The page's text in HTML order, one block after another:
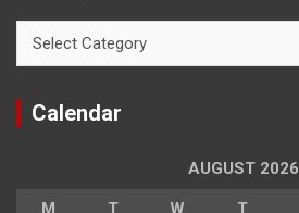
Calendar
AUGUST 2026
M T W T